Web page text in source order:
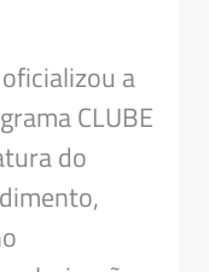
a
CLUBE
do